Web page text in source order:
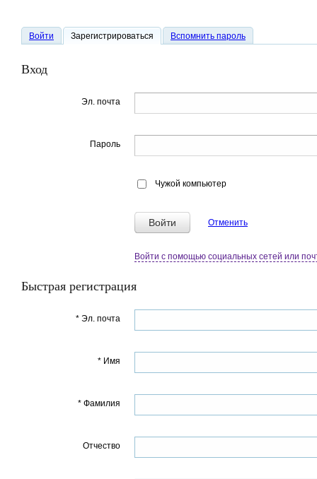
Войти Зарегистрироваться Вспомнить пароль
Вход
Эл. почта
Пароль
Чужой компьютер
Войти Отменить
Войти с помощью социальных сетей или
Быстрая регистрация
* Эл. почта
* Имя
* Фамилия
Отчество